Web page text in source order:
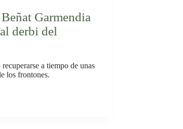
Garmendia
derbi del
a tiempo de unas
los frontones.